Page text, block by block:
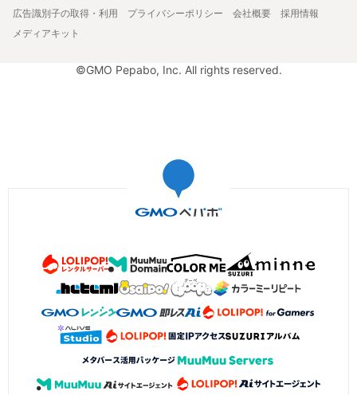
広告識別子の取得・利用
プライバシーポリシー 会社概要
採用情報
メディアキット
©GMO Pepabo, Inc. All rights reserved.